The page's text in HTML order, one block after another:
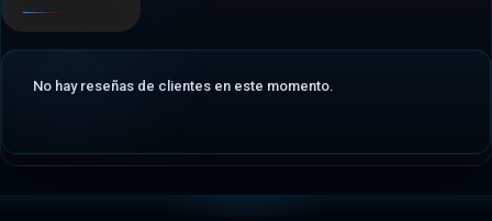
No hay reseñas de clientes en este momento.